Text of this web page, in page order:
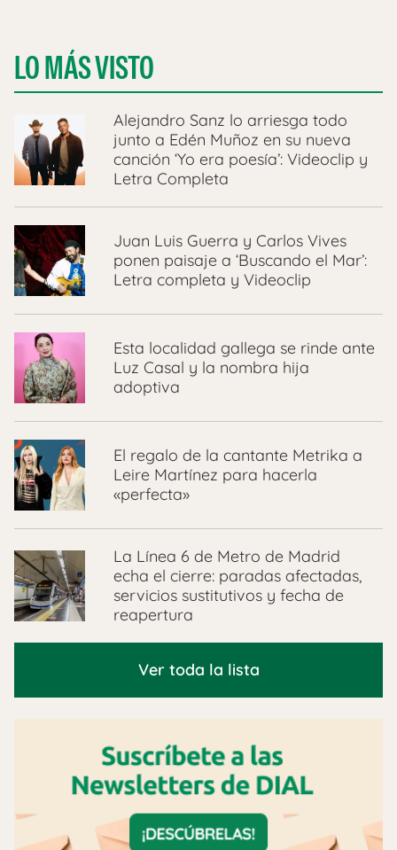
LO MÁS VISTO
Alejandro Sanz lo arriesga todo
junto a Edén Muñoz en su nueva
canción ‘Yo era poesía’: Videoclip y
Letra Completa
Juan Luis Guerra y Carlos Vives
ponen paisaje a ‘Buscando el Mar’:
Letra completa y Videoclip
Esta localidad gallega se rinde ante
Luz Casal y la nombra hija
adoptiva
El regalo de la cantante Metrika a
Leire Martínez para hacerla
«perfecta»
La Línea 6 de Metro de Madrid
echa el cierre: paradas afectadas,
servicios sustitutivos y fecha de
reapertura
Ver toda la lista